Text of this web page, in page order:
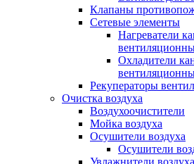
Клапаны
Сетевые элементы
Нагреватели
Охладители
Рекуператоры
Очистка воздуха
Воздухоочистители
Мойка воздуха
Осушители воздуха
Осушители
Увлажнители воздуха